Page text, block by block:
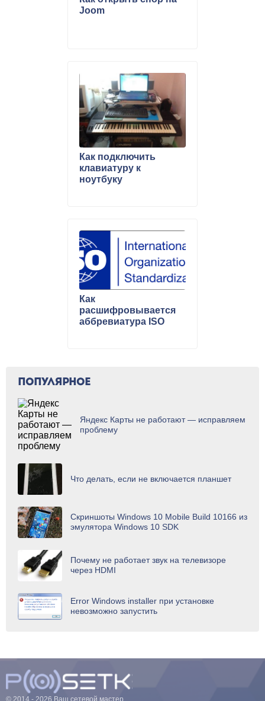
Joom
Как подключить
клавиатуру к
ноутбуку
Как
расшифровывается
аббревиатура ISO
ПОПУЛЯРНОЕ
Яндекс Карты не работают — исправляем
проблему
Что делать, если не включается планшет
Скриншоты Windows 10 Mobile Build 10166 из
эмулятора Windows 10 SDK
Почему не работает звук на телевизоре
через HDMI
Error Windows installer при установке
невозможно запустить
© 2014 - 2026 Ваш сетевой мастер